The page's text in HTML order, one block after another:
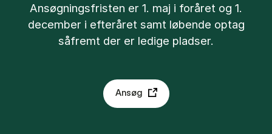
Ansøgningsfristen er 1. maj i foråret og 1.
december i efteråret samt løbende optag
såfremt der er ledige pladser.
Ansøg